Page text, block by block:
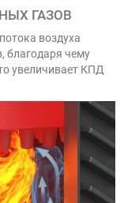
ГАЗОВ
воздуха
благодаря чему
увеличивает КПД